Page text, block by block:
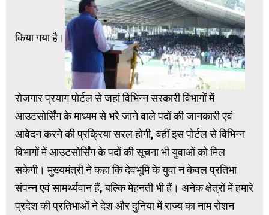
किया गया है।
रोजगार प्रयाग पोर्टल से जहां विभिन्न सरकारी विभागों में
आउटसोर्सिंग के माध्यम से भरे जाने वाले पदों की जानकारी एवं
आवेदन करने की प्रक्रिया सरल होगी, वहीं इस पोर्टल से विभिन्न
विभागों में आउटसोर्सिंग के पदों की सूचना भी युवाओं को मिल
सकेगी। मुख्यमंत्री ने कहा कि देवभूमि के युवा न केवल प्रतिभा
संपन्न एवं सामर्थ्यवान हैं, बल्कि मेहनती भी हैं। अनेक क्षेत्रों में हमारे
प्रदेश की प्रतिभाओं ने देश और दुनिया में राज्य का नाम रोशन